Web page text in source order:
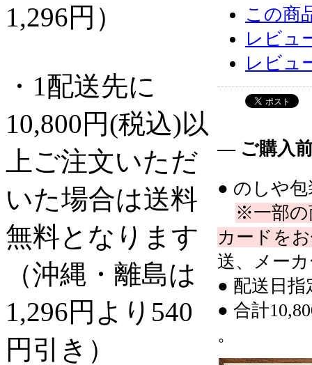
この商
レビュ
レビュ
― ご購入
● のしや
※一部の
カードを
送、メー
● 配送日指
● 合計
。
1,296円）
・1配送先に
10,800円(税込)以
上ご注文いただ
いた場合は送料
無料となります
（沖縄・離島は
1,296円より540
円引き）